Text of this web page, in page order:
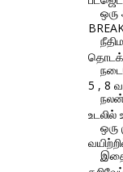
ஒரு
5 , 8
நலன்
ஒரு